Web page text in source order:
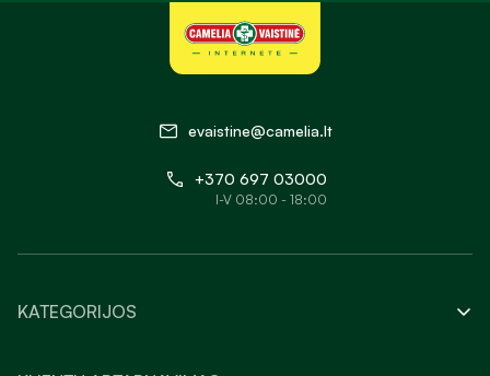
evaistine@camelia.lt
+370 697 03000
I-V 08:00 - 18:00
KATEGORIJOS